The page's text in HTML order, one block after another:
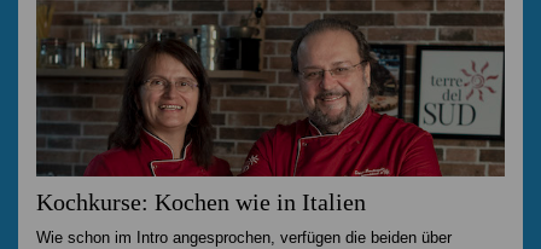
Kochkurse: Kochen wie in Italien
Wie schon im Intro angesprochen, verfügen die beiden über